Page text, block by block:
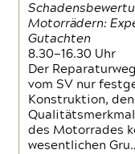
Motorrädern:
Gutachten
8.30—16.30 Uhr
Der
vom SV nur
Konstruktion,
des Motorrades
wesentlichen